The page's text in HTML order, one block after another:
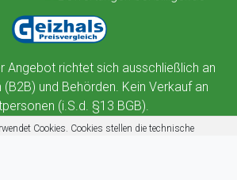
Angebot richtet sich ausschließlich an
und Behörden. Kein Verkauf an
(i.S.d. §13 BGB).
Cookies. Cookies stellen die technische